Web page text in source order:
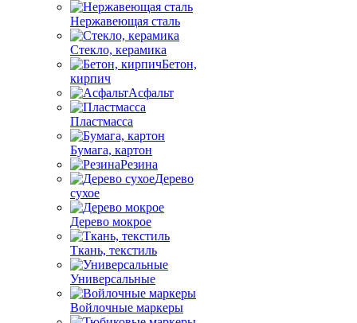
Нержавеющая сталь
Стекло, керамика
Бетон,
кирпич
Асфальт
Пластмасса
Бумага, картон
Резина
Дерево
сухое
Дерево мокрое
Ткань, текстиль
Универсальные
Войлочные маркеры